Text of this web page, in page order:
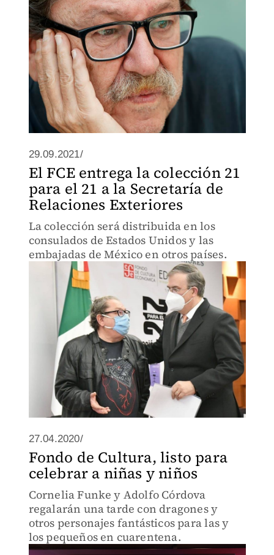
29.09.2021/
El FCE entrega la colección 21
para el 21 a la Secretaría de
Relaciones Exteriores
La colección será distribuida en los
consulados de Estados Unidos y las
embajadas de México en otros países.
27.04.2020/
Fondo de Cultura, listo para
celebrar a niñas y niños
Cornelia Funke y Adolfo Córdova
regalarán una tarde con dragones y
otros personajes fantásticos para las y
los pequeños en cuarentena.